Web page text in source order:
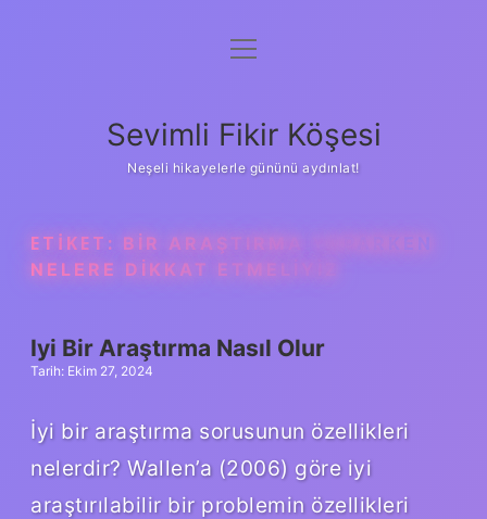
Anasayfa
Yasal Uyarı
menüyü
Sevimli Fikir Köşesi
Neşeli hikayelerle gününü aydınlat!
ETIKET: BIR ARAŞTIRMA YAPARKEN
NELERE DIKKAT ETMELIYIZ
Iyi Bir Araştırma Nasıl Olur
Tarih: Ekim 27, 2024
İyi bir araştırma sorusunun özellikleri
nelerdir? Wallen’a (2006) göre iyi
araştırılabilir bir problemin özellikleri